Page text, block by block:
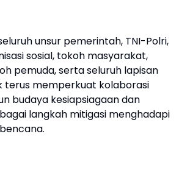
unsur pemerintah, TNI-Polri,
sosial, tokoh masyarakat,
pemuda, serta seluruh lapisan
terus memperkuat kolaborasi
budaya kesiapsiagaan dan
langkah mitigasi menghadapi